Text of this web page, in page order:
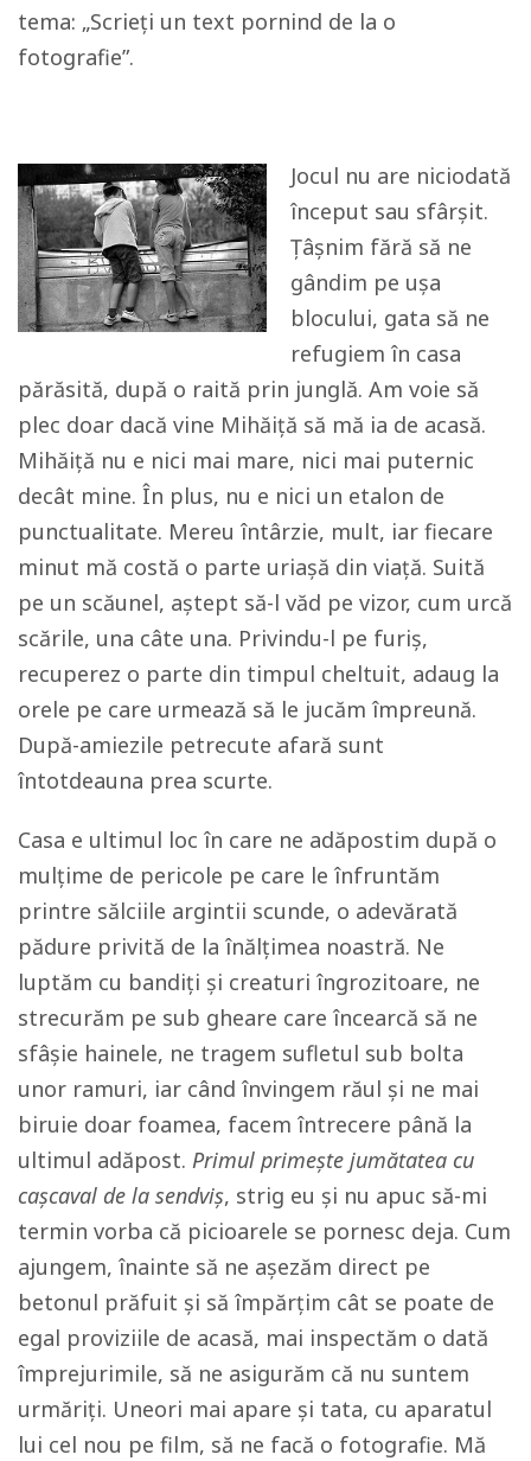
tema: „Scrieți un text pornind de la o
fotografie”.
Jocul nu are niciodată
început sau sfârșit.
Țâșnim fără să ne
gândim pe ușa
blocului, gata să ne
refugiem în casa
părăsită, după o raită prin junglă. Am voie să
plec doar dacă vine Mihăiță să mă ia de acasă.
Mihăiță nu e nici mai mare, nici mai puternic
decât mine. În plus, nu e nici un etalon de
punctualitate. Mereu întârzie, mult, iar fiecare
minut mă costă o parte uriașă din viață. Suită
pe un scăunel, aștept să-l văd pe vizor, cum urcă
scările, una câte una. Privindu-l pe furiș,
recuperez o parte din timpul cheltuit, adaug la
orele pe care urmează să le jucăm împreună.
După-amiezile petrecute afară sunt
întotdeauna prea scurte.
Casa e ultimul loc în care ne adăpostim după o
mulțime de pericole pe care le înfruntăm
printre sălciile argintii scunde, o adevărată
pădure privită de la înălțimea noastră. Ne
luptăm cu bandiți și creaturi îngrozitoare, ne
strecurăm pe sub gheare care încearcă să ne
sfâșie hainele, ne tragem sufletul sub bolta
unor ramuri, iar când învingem răul și ne mai
biruie doar foamea, facem întrecere până la
ultimul adăpost. Primul primește jumătatea cu
cașcaval de la sendviș, strig eu și nu apuc să-mi
termin vorba că picioarele se pornesc deja. Cum
ajungem, înainte să ne așezăm direct pe
betonul prăfuit și să împărțim cât se poate de
egal proviziile de acasă, mai inspectăm o dată
împrejurimile, să ne asigurăm că nu suntem
urmăriți. Uneori mai apare și tata, cu aparatul
lui cel nou pe film, să ne facă o fotografie. Mă